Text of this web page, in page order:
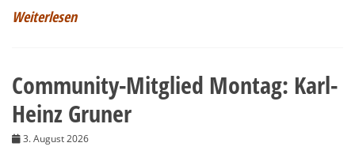
Weiterlesen
Community-Mitglied Montag: Karl-
Heinz Gruner
3. August 2026